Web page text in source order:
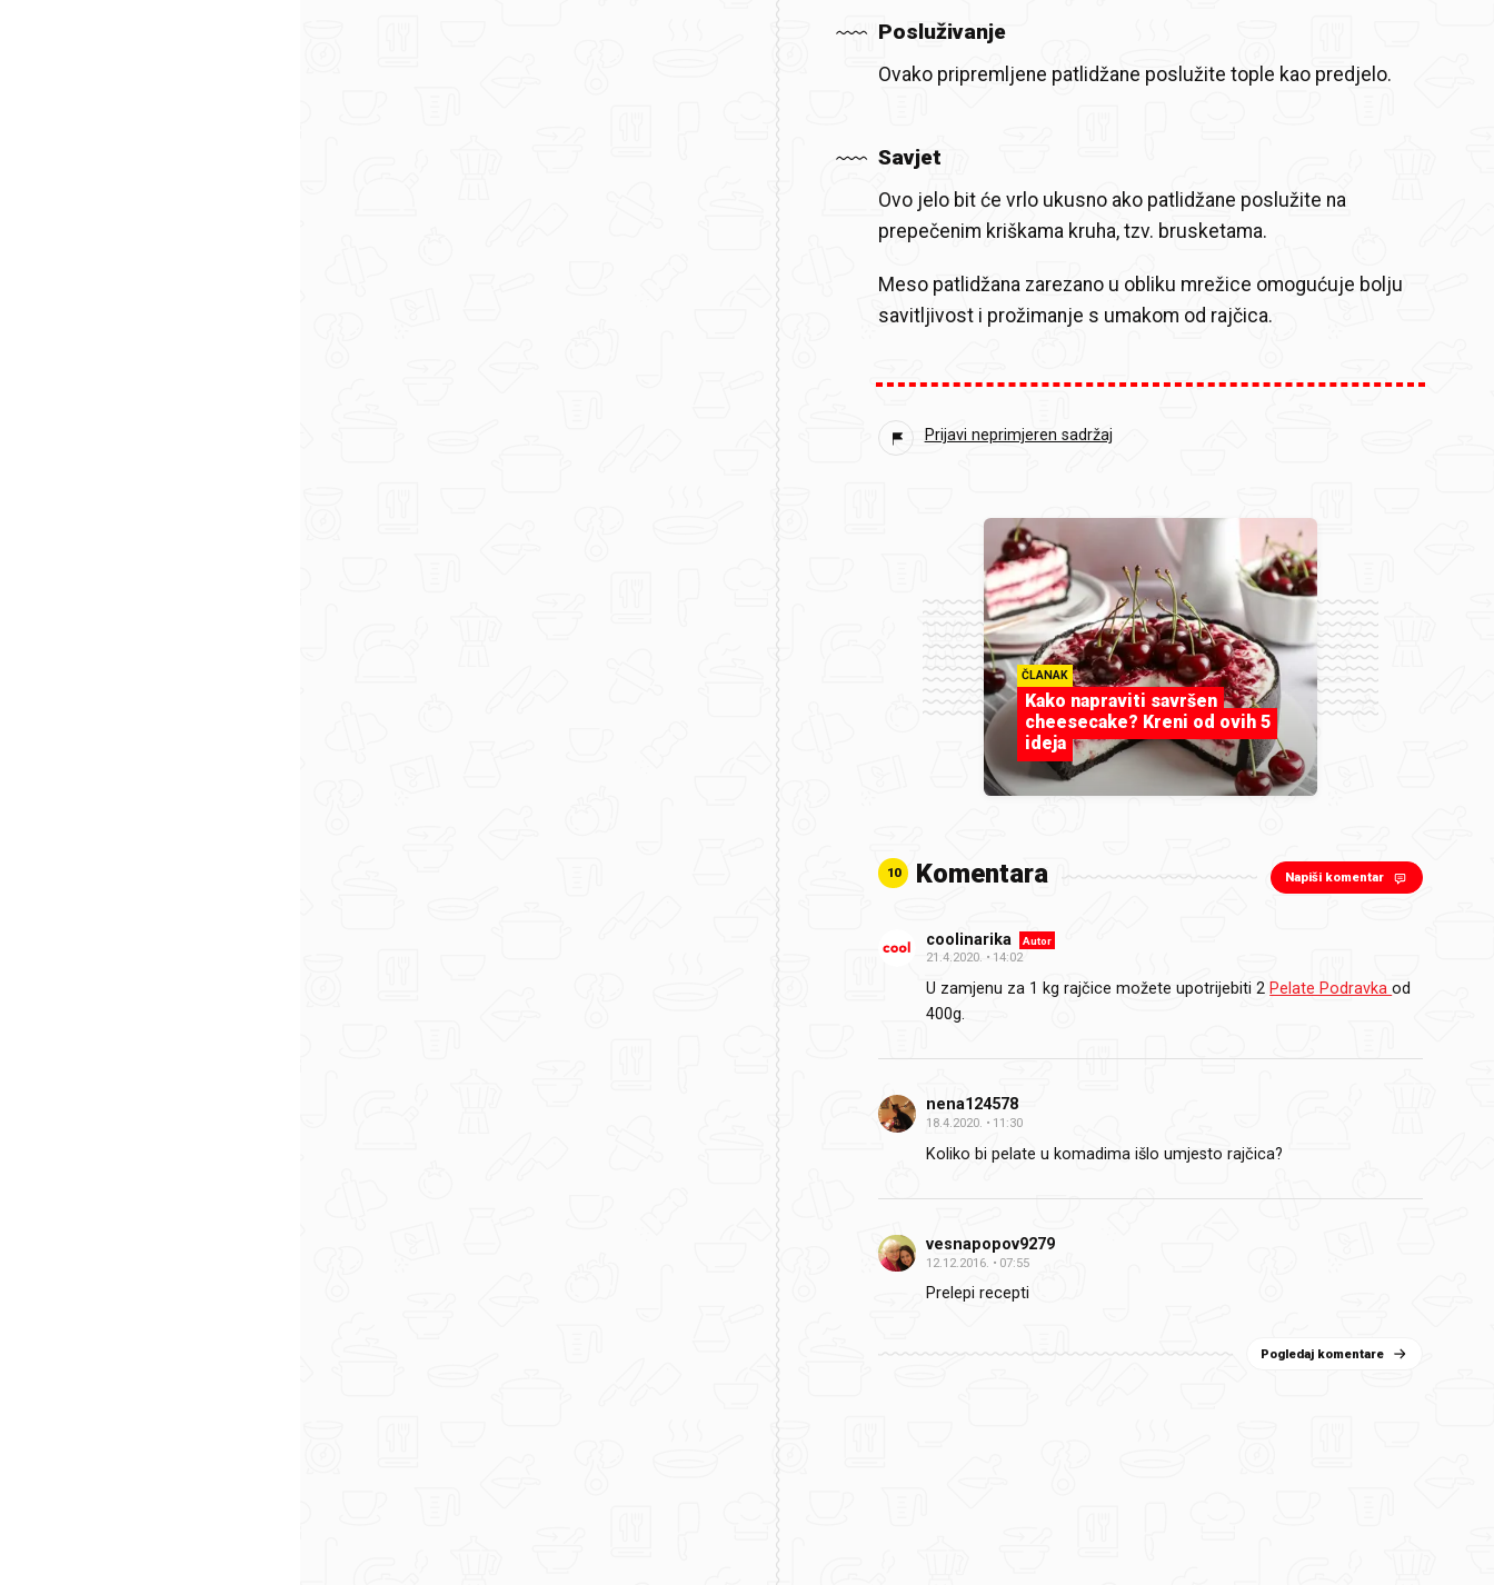
Posluživanje
Ovako pripremljene patlidžane poslužite tople kao predjelo.
Savjet
Ovo jelo bit će vrlo ukusno ako patlidžane poslužite na
prepečenim kriškama kruha, tzv. brusketama.
Meso patlidžana zarezano u obliku mrežice omogućuje bolju
savitljivost i prožimanje s umakom od rajčica.
Prijavi neprimjeren sadržaj
ČLANAK
Kako napraviti savršen
cheesecake? Kreni od ovih 5
ideja
10 Komentara Napiši komentar
coolinarika Autor
21.4.2020. 14:02
U zamjenu za 1 kg rajčice možete upotrijebiti 2 Pelate Podravkaod
400g.
nena124578
18.4.2020. 11:30
Koliko bi pelate u komadima išlo umjesto rajčica?
vesnapopov9279
12.12.2016. 07:55
Prelepi recepti
Pogledaj komentare